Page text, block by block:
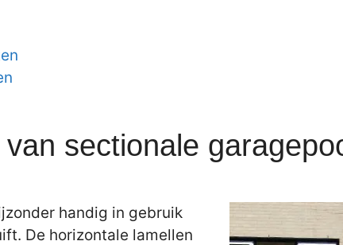
sectionale
handig in gebruik
De horizontale lamellen